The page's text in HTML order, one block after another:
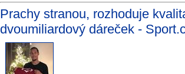
Prachy stranou, rozhoduje
dvoumiliardový dáreček -